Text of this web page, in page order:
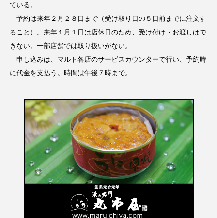
ている。
予約は来年２月２８日まで（受け取り日の５日前までに注文す
ること）。来年１月１日は店休日のため、受け付け・お渡しはで
きない。一部店舗では取り扱いがない。
申し込みは、マルト各店のサービスカウンターで行い、予約時
に代金を支払う。時間は午後７時まで。